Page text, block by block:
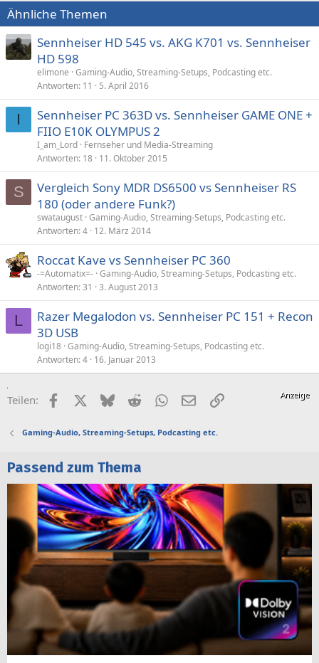
Ähnliche Themen
Sennheiser HD 545 vs. AKG K701 vs. Sennheiser
HD 598
elimone Gaming-Audio, Streaming-Setups, Podcasting etc.
Antworten 11 5. April 2016
I
Sennheiser PC 363D vs. Sennheiser GAME ONE +
FIIO E10K OLYMPUS 2
I_am_Lord Fernseher und Media-Streaming
Antworten 18 11. Oktober 2015
S
Vergleich Sony MDR DS6500 vs Sennheiser RS
180 (oder andere Funk?)
swataugust Gaming-Audio, Streaming-Setups, Podcasting etc.
Antworten 4 12. März 2014
Roccat Kave vs Sennheiser PC 360
-=Automatix=- Gaming-Audio, Streaming-Setups, Podcasting etc.
Antworten 31 3. August 2013
L
Razer Megalodon vs. Sennheiser PC 151 + Recon
3D USB
logi18 Gaming-Audio, Streaming-Setups, Podcasting etc.
Antworten 4 16. Januar 2013
Teilen: FacebookX (Twitter)
BlueskyRedditWhatsApp
E-MailLink
Gaming-Audio, Streaming-Setups, Podcasting etc.
Passend zum Thema